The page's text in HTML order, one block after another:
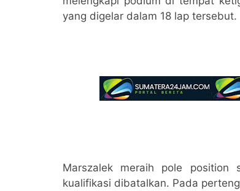
yang digelar dalam 18 lap tersebut.
Marszalek meraih pole
kualifikasi dibatalkan. Pada